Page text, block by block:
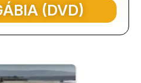
(DVD)